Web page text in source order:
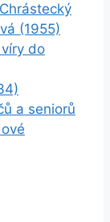
(1955)
do
a seniorů